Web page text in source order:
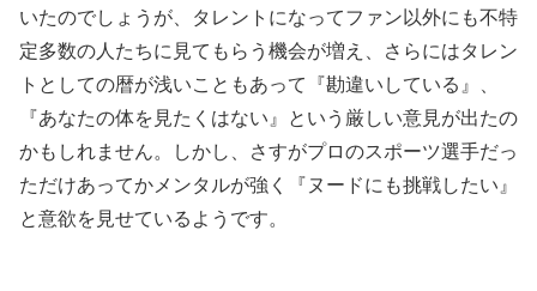
いたのでしょうが、タレントになってファン以外にも不特
定多数の人たちに見てもらう機会が増え、さらにはタレン
トとしての暦が浅いこともあって『勘違いしている』、
『あなたの体を見たくはない』という厳しい意見が出たの
かもしれません。しかし、さすがプロのスポーツ選手だっ
ただけあってかメンタルが強く『ヌードにも挑戦したい』
と意欲を見せているようです。